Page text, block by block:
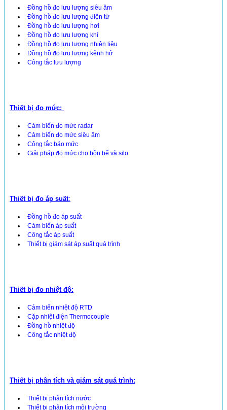
Đồng hồ đo lưu lượng siêu âm
Đồng hồ đo lưu lượng điện từ
Đồng hồ đo lưu lượng hơi
Đồng hồ đo lưu lượng khí
Đồng hồ đo lưu lượng nhiên liệu
Đồng hồ đo lưu lượng kênh hở
Công tắc lưu lượng
Thiết bị đo mức:
Cảm biến đo mức radar
Cảm biến đo mức siêu âm
Công tắc báo mức
Giải pháp đo mức cho bồn bể và silo
Thiết bị đo áp suất:
Đồng hồ đo áp suất
Cảm biến áp suất
Công tắc áp suất
Thiết bị giám sát áp suất quá trình
Thiết bị đo nhiệt độ:
Cảm biến nhiệt độ RTD
Cặp nhiệt điện Thermocouple
Đồng hồ nhiệt độ
Công tắc nhiệt độ
Thiết bị phân tích và giám sát quá trình:
Thiết bị phân tích nước
Thiết bị phân tích môi trường